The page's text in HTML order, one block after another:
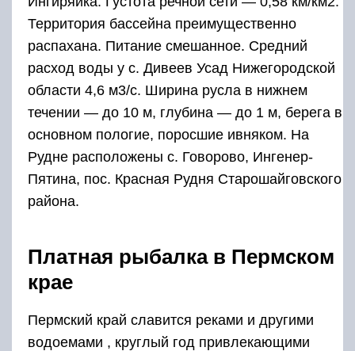
Территория бассейна преимущественно
распахана. Питание смешанное. Средний
расход воды у с. Дивеев Усад Нижегородской
области 4,6 м3/с. Ширина русла в нижнем
течении — до 10 м, глубина — до 1 м, берега в
основном пологие, поросшие ивняком. На
Рудне расположены с. Говорово, Ингенер-
Пятина, пос. Красная Рудня Старошайговского
района.
Платная рыбалка в Пермском
крае
Пермский край славится реками и другими
водоемами , круглый год привлекающими